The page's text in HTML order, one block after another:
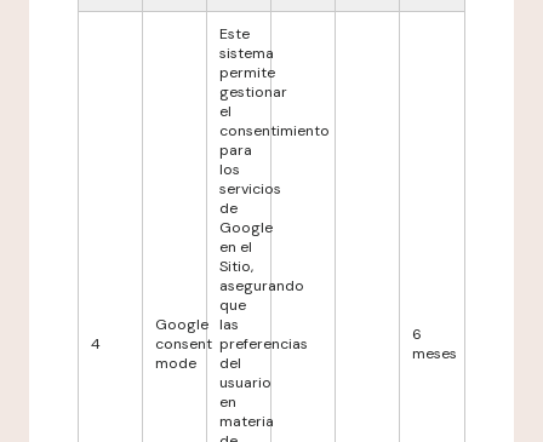
4
Google
consent
mode
Este
sistema
permite
gestionar
el
consentimiento
para
los
servicios
de
Google
en el
Sitio,
asegurando
que
las
preferencias
del
usuario
en
materia
6
meses